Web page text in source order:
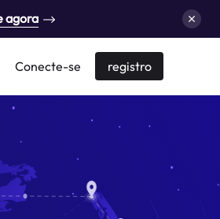
agora
Conecte-se registro